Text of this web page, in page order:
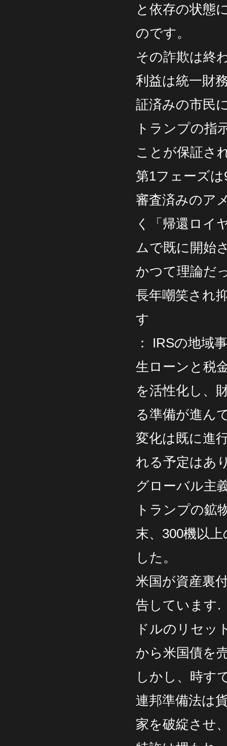
と依存の状態
のです。
その詐欺は終
利益は統一財
証済みの市民
トランプの指
ことが保証さ
第1フェーズ
審査済みのア
く「帰還ロイ
ムで既に開始
かつて理論だ
長年嘲笑され
す
： IRSの地域
生ローンと税
を活性化し、
る準備が進ん
変化は既に進
れる予定はあ
グローバル主
トランプの鉱
末、300機以
した。
米国が資産裏
告しています.
ドルのリセッ
から米国債を
しかし、時す
連邦準備法は
家を破綻させ